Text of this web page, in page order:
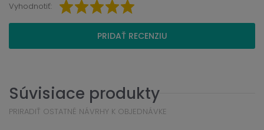
Vyhodnotiť:
PRIDAŤ RECENZIU
Súvisiace produkty
PRIRADIŤ OSTATNÉ NÁVRHY K OBJEDNÁVKE